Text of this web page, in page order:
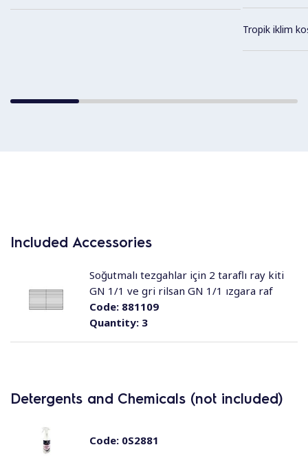
Tropik iklim
Included Accessories
Quantity:3
Code:881109
Soğutmalı tezgahlar için 2 taraflı ray kiti
GN 1/1 ve gri rilsan GN 1/1 ızgara raf
Detergents and Chemicals (not included)
Code:0S2881